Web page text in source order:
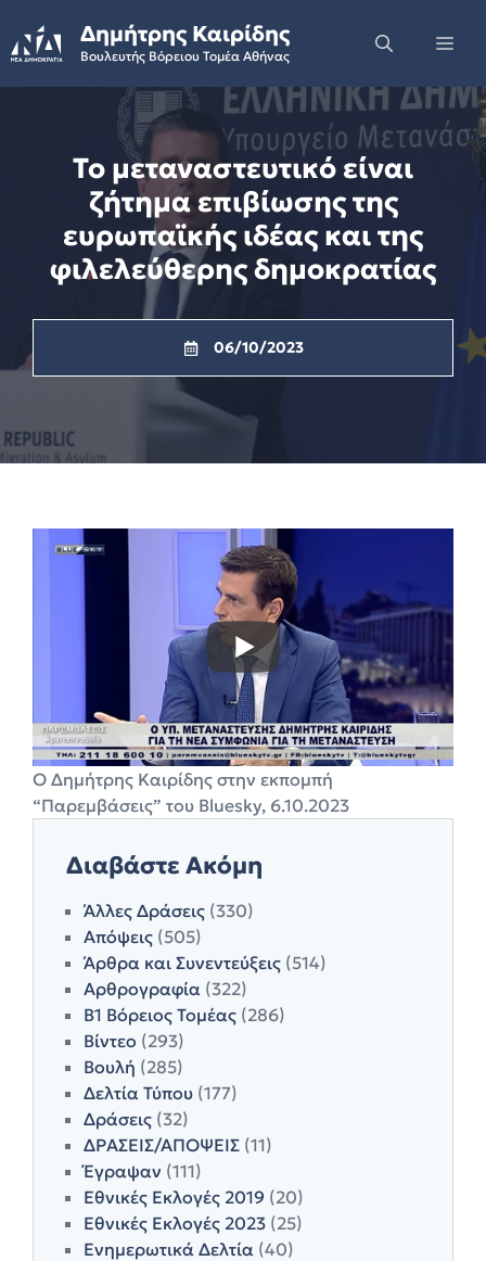
to
content
Δημήτρης Καιρίδης
Βουλευτής Βόρειου Τομέα Αθήνας
Το μεταναστευτικό είναι
ζήτημα επιβίωσης της
ευρωπαϊκής ιδέας και της
φιλελεύθερης δημοκρατίας
06/10/2023
Ο Δημήτρης Καιρίδης στην εκπομπή
“Παρεμβάσεις” του Bluesky, 6.10.2023
Διαβάστε Ακόμη
Άλλες Δράσεις (330)
Απόψεις (505)
Άρθρα και Συνεντεύξεις (514)
Αρθρογραφία (322)
Β1 Βόρειος Τομέας (286)
Βίντεο (293)
Βουλή (285)
Δελτία Τύπου (177)
Δράσεις (32)
ΔΡΑΣΕΙΣ/ΑΠΟΨΕΙΣ (11)
Έγραψαν (111)
Εθνικές Εκλογές 2019 (20)
Εθνικές Εκλογές 2023 (25)
Ενημερωτικά Δελτία (40)